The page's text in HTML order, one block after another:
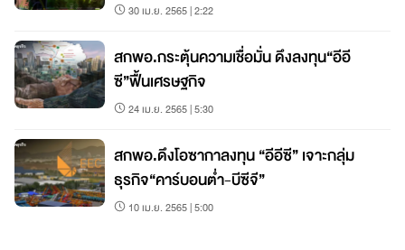
30 เม.ย. 2565 | 2:22
สกพอ.กระตุ้นความเชื่อมั่น ดึงลงทุน“อีอี
ซี”ฟื้นเศรษฐกิจ
24 เม.ย. 2565 | 5:30
สกพอ.ดึงโอซากาลงทุน “อีอีซี” เจาะกลุ่ม
ธุรกิจ“คาร์บอนต่ำ-บีซีจี”
10 เม.ย. 2565 | 5:00